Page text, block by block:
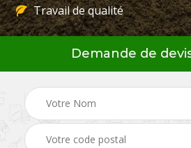
Travail de qualité
Demande de